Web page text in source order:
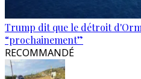
Trump dit que le détroit
“prochainement”
RECOMMANDÉ